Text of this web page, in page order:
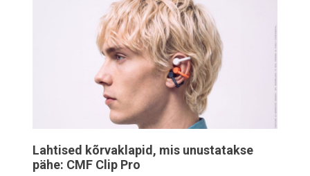
Lahtised kõrvaklapid, mis unustatakse
pähe: CMF Clip Pro